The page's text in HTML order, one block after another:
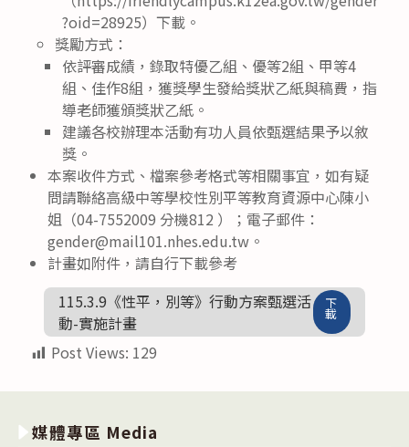
?oid=28925）下載。
獎勵方式：
依評審成績，錄取特優乙組、優等2組、甲等4
組、佳作8組，獲獎學生發給獎狀乙紙與稿費，指
導老師獲頒獎狀乙紙。
建議各校辦理本活動有功人員依甄選結果予以敘
獎。
本案收件方式、檔案參考格式等相關事宜，如有疑
問請聯絡高級中等學校性別平等教育資源中心陳小
姐（04-7552009 分機812 ）；電子郵件：
gender@mail101.nhes.edu.tw。
計畫如附件，請自行下載參考
115.3.9《性平，別等》行動方案甄選活
動-實施計畫
下
載
Post Views: 129
媒體專區 Media